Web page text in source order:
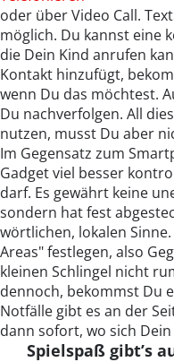
oder über Video Call.
möglich. Du kannst eine
die Dein Kind anrufen
Kontakt hinzufügt,
wenn Du das möchtest.
Du nachverfolgen. All
nutzen, musst Du aber
Im Gegensatz zum
Gadget viel besser
darf. Es gewährt keine
sondern hat fest
wörtlichen, lokalen
Areas" festlegen, also
kleinen Schlingel nicht
dennoch, bekommst Du
Notfälle gibt es an der
dann sofort, wo sich
Spielspaß gibt’s